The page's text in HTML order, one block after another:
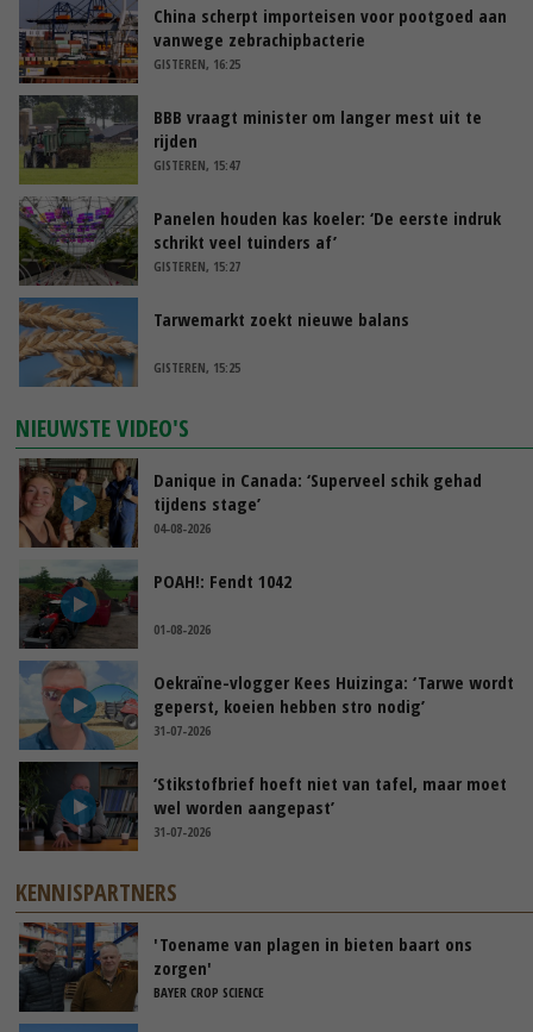
China scherpt importeisen voor pootgoed aan
vanwege zebrachipbacterie
GISTEREN, 16:25
BBB vraagt minister om langer mest uit te
rijden
GISTEREN, 15:47
Panelen houden kas koeler: ‘De eerste indruk
schrikt veel tuinders af’
GISTEREN, 15:27
Tarwemarkt zoekt nieuwe balans
GISTEREN, 15:25
NIEUWSTE VIDEO'S
Danique in Canada: ‘Superveel schik gehad
tijdens stage’
04-08-2026
POAH!: Fendt 1042
01-08-2026
Oekraïne-vlogger Kees Huizinga: ‘Tarwe wordt
geperst, koeien hebben stro nodig’
31-07-2026
‘Stikstofbrief hoeft niet van tafel, maar moet
wel worden aangepast’
31-07-2026
KENNISPARTNERS
'Toename van plagen in bieten baart ons
zorgen'
BAYER CROP SCIENCE